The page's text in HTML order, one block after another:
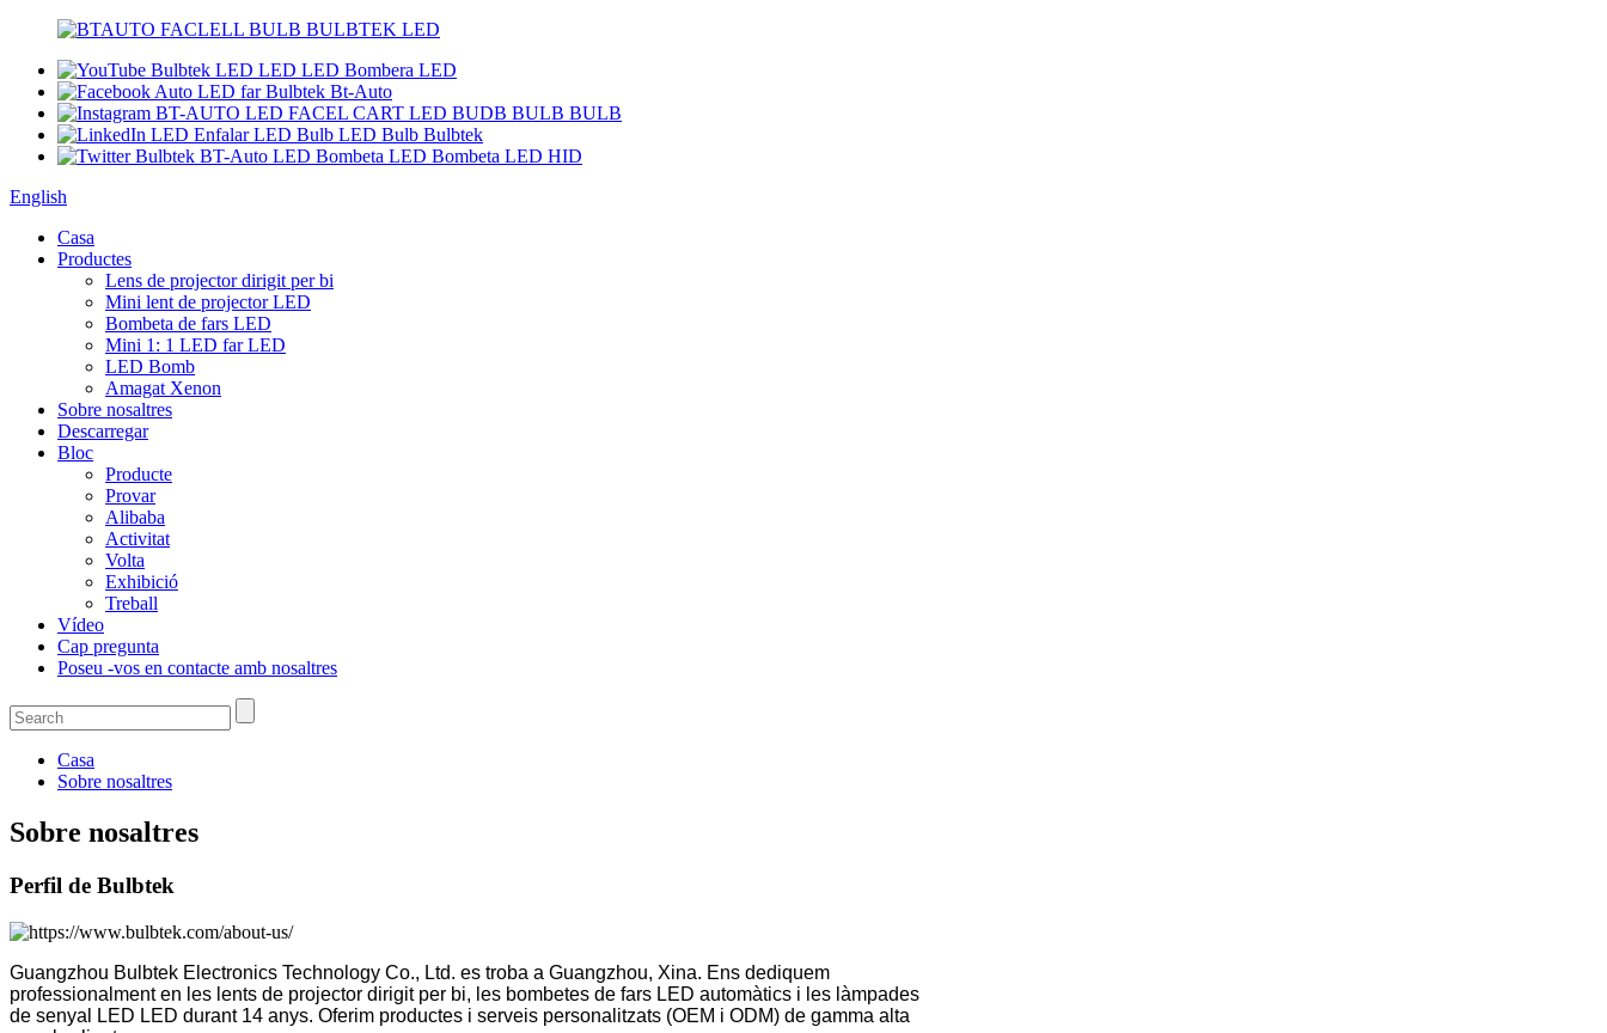
English
Casa
Productes
Lens de projector dirigit per bi
Mini lent de projector LED
Bombeta de fars LED
Mini 1: 1 LED far LED
LED Bomb
Amagat Xenon
Sobre nosaltres
Descarregar
Bloc
Producte
Provar
Alibaba
Activitat
Volta
Exhibició
Treball
Vídeo
Cap pregunta
Poseu -vos en contacte amb nosaltres
Casa
Sobre nosaltres
Sobre nosaltres
Perfil de Bulbtek
Guangzhou Bulbtek Electronics Technology Co., Ltd. es troba a Guangzhou, Xina. Ens dediquem
professionalment en les lents de projector dirigit per bi, les bombetes de fars LED automàtics i les làmpades
de senyal LED LED durant 14 anys. Oferim productes i serveis personalitzats (OEM i ODM) de gamma alta